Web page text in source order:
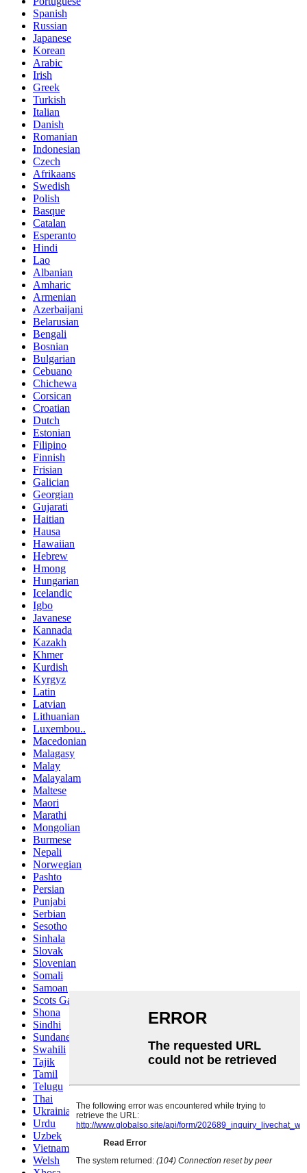
Spanish
Russian
Japanese
Korean
Arabic
Irish
Greek
Turkish
Italian
Danish
Romanian
Indonesian
Czech
Afrikaans
Swedish
Polish
Basque
Catalan
Esperanto
Hindi
Lao
Albanian
Amharic
Armenian
Azerbaijani
Belarusian
Bengali
Bosnian
Bulgarian
Cebuano
Chichewa
Corsican
Croatian
Dutch
Estonian
Filipino
Finnish
Frisian
Galician
Georgian
Gujarati
Haitian
Hausa
Hawaiian
Hebrew
Hmong
Hungarian
Icelandic
Igbo
Javanese
Kannada
Kazakh
Khmer
Kurdish
Kyrgyz
Latin
Latvian
Lithuanian
Luxembou..
Macedonian
Malagasy
Malay
Malayalam
Maltese
Maori
Marathi
Mongolian
Burmese
Nepali
Norwegian
Pashto
Persian
Punjabi
Serbian
Sesotho
Sinhala
Slovak
Slovenian
Somali
Samoan
Scots Gaelic
Shona
Sindhi
Sundanese
Swahili
Tajik
Tamil
Telugu
Thai
Ukrainian
Urdu
Uzbek
Vietnamese
Welsh